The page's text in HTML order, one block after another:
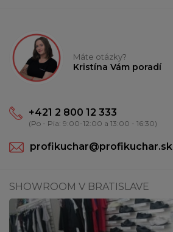
Máte otázky?
Kristína Vám poradí
+421 2 800 12 333
(Po - Pia: 9:00-12:00 a 13:00 - 16:30)
profikuchar@profikuchar.sk
SHOWROOM V BRATISLAVE